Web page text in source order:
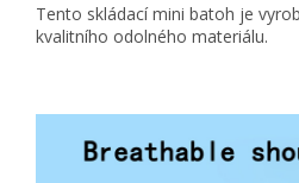
Tento skládací mini batoh je
kvalitního odolného materiálu.